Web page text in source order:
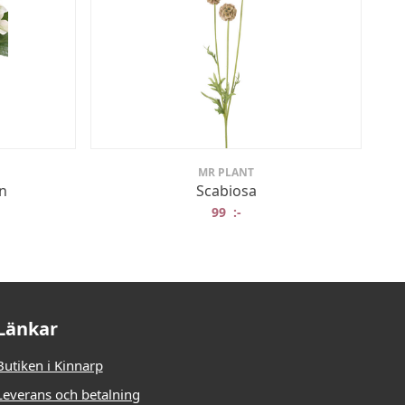
MR PLANT
Scabiosa
99 :-
i Kinnarp
och betalning